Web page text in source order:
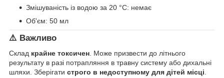
Змішуваність із водою за 20 °C: немає
Об'єм: 50 мл
⚠️ Важливо
Склад крайне токсичен . Може призвести до літнього
результату в разі потрапляння в травну систему або дихальні
шляхи. Зберігати строго в недоступному для дітей місці